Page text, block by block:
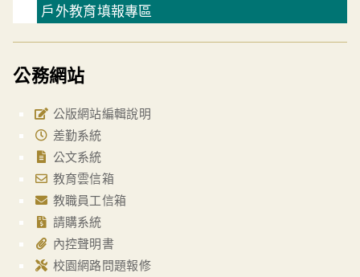
戶外教育填報專區
公務網站
公版網站編輯說明
差勤系統
公文系統
教育雲信箱
教職員工信箱
請購系統
內控聲明書
校園網路問題報修